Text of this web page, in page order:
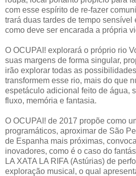
com esse espírito de re-fazer
trará duas tardes de tempo sensível
como deve ser encarada a própria
O OCUPAI! explorará o próprio rio
suas margens de forma singular,
irão explorar todas as
transformem esse rio, mais do que
espetáculo adicional feito de água,
fluxo, memória e fantasia.
O OCUPAI! de 2017 propõe como
programáticos, aproximar de São
de Espanha mais próximas,
inovadores, como é o caso do
LA XATA LA RIFA (Astúrias) de
exploração musical, o qual